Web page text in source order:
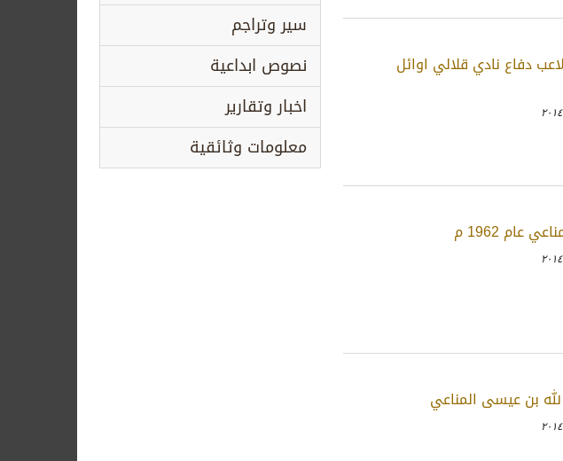
سير وتراجم
نصوص ابداعية
اخبار وتقارير
معلومات وثائقية
دفاع نادي قلالي اوائل
عام 1962 م
بن عيسى المناعي